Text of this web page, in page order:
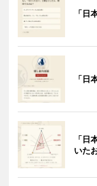
「日
「日
「日
いた